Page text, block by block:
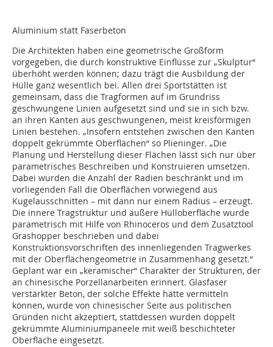
Aluminium statt Faserbeton
Die Architekten haben eine geometrische Großform
vorgegeben, die durch konstruktive Einflüsse zur „Skulptur“
überhöht werden können; dazu trägt die Ausbildung der
Hülle ganz wesentlich bei. Allen drei Sportstätten ist
gemeinsam, dass die Tragformen auf im Grundriss
geschwungene Linien aufgesetzt sind und sie in sich bzw.
an ihren Kanten aus geschwungenen, meist kreisförmigen
Linien bestehen. „Insofern entstehen zwischen den Kanten
doppelt gekrümmte Oberflächen“ so Plieninger. „Die
Planung und Herstellung dieser Flächen lässt sich nur über
parametrisches Beschreiben und Konstruieren umsetzen.
Dabei wurden die Anzahl der Radien beschränkt und im
vorliegenden Fall die Ober­flächen vorwiegend aus
Kugelausschnitten – mit dann nur einem Radius – erzeugt.
Die innere Tragstruktur und äußere Hülloberfläche wurde
parametrisch mit Hilfe von Rhinoceros und dem Zusatztool
Grashopper beschrieben und dabei
Konstruktionsvorschriften des innenliegenden Tragwerkes
mit der Oberflächengeometrie in Zusammenhang gesetzt.“
Geplant war ein „keramischer“ Charakter der Strukturen, der
an chinesische Porzellanarbeiten erinnert. Glasfaser
verstärkter Beton, der solche Effekte hätte vermitteln
können, wurde von chinesischer Seite aus politischen
Gründen nicht akzeptiert, stattdessen wurden doppelt
gekrümmte Aluminiumpaneele mit weiß beschichteter
Oberfläche eingesetzt.